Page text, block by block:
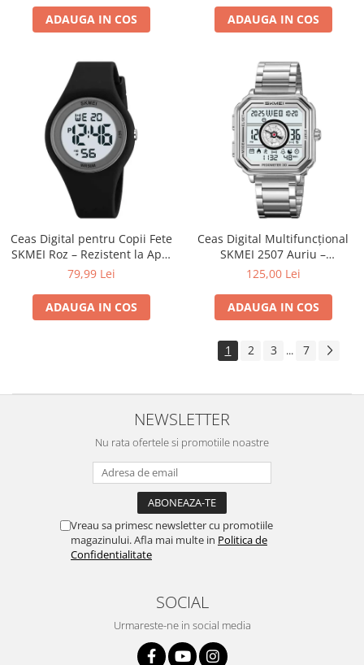
ADAUGA IN COS ADAUGA IN COS
Ceas Digital pentru Copii Fete
SKMEI Roz – Rezistent la Apă,
Alarmă, Cronometru
79,99 Lei
ADAUGA IN COS
Ceas Digital Multifuncțional
SKMEI 2507 Auriu –
Pedometru, Countdown și
125,00 Lei
ADAUGA IN COS
1 2 3 ... 7
NEWSLETTER
Nu rata ofertele si promotiile noastre
Vreau sa primesc newsletter cu promotiile
magazinului. Afla mai multe in Politica de
Confidentialitate
SOCIAL
Urmareste-ne in social media